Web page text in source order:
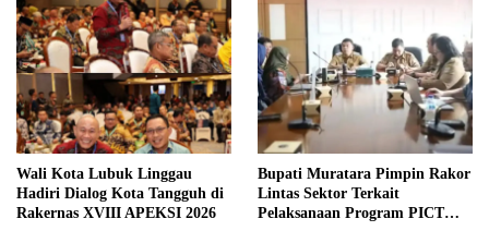
Wali Kota Lubuk Linggau
Hadiri Dialog Kota Tangguh di
Rakernas XVIII APEKSI 2026
Bupati Muratara Pimpin Rakor
Lintas Sektor Terkait
Pelaksanaan Program PICT